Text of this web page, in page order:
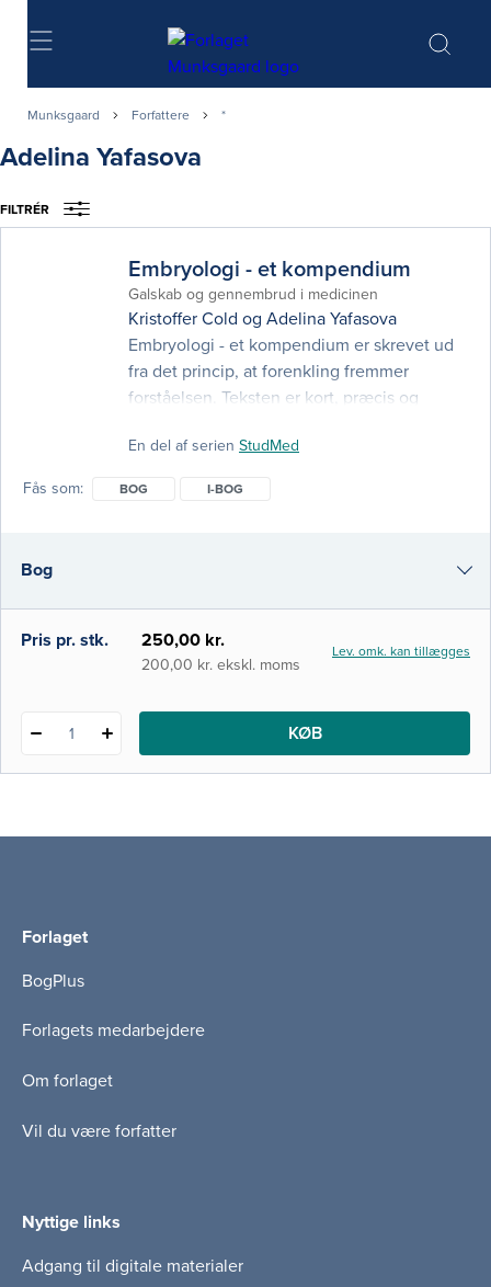
Søg
Munksgaard Forfattere *
Adelina Yafasova
FILTRÉR
Embryologi - et kompendium
Galskab og gennembrud i medicinen
Kristoffer Cold og Adelina Yafasova
Embryologi - et kompendium er skrevet ud
fra det princip, at forenkling fremmer
forståelsen. Teksten er kort, præcis og
og pædagogiske, med farvekoder der gør
hjertemisdannelser hos n
En del af serien StudMed
Fås som BOG I-BOG
Bog
i-bog
Pris pr. stk. 250,00 kr.
200,00 kr. ekskl. moms
Lev. omk. kan tillægges
1 KØB
Forlaget
BogPlus
Forlagets medarbejdere
Om forlaget
Vil du være forfatter
Nyttige links
Adgang til digitale materialer